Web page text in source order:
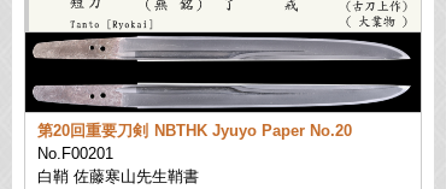
第20回重要刀剣 NBTHK Jyuyo Paper No.20
No.F00201
白鞘 佐藤寒山先生鞘書